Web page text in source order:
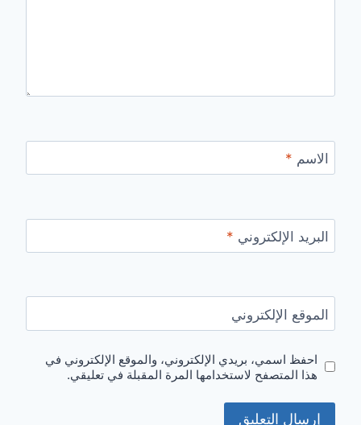
الاسم *
البريد الإلكتروني *
الموقع الإلكتروني
احفظ اسمي، بريدي الإلكتروني، والموقع الإلكتروني في
هذا المتصفح لاستخدامها المرة المقبلة في تعليقي.